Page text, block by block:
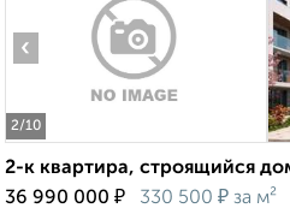
2/10
‹
2-к квартира, строящийся
36 990 000 ₽ 330 500 ₽ за м²